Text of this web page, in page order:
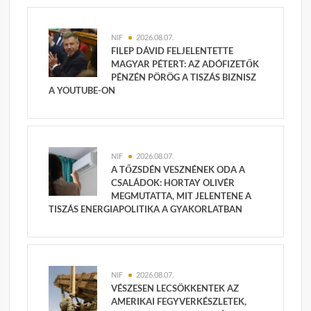
NIF 2026.08.07.
FILEP DÁVID FELJELENTETTE
MAGYAR PÉTERT: AZ ADÓFIZETŐK
PÉNZÉN PÖRÖG A TISZÁS BIZNISZ
A YOUTUBE-ON
NIF 2026.08.07.
A TŐZSDÉN VESZNÉNEK ODA A
CSALÁDOK: HORTAY OLIVÉR
MEGMUTATTA, MIT JELENTENE A
TISZÁS ENERGIAPOLITIKA A GYAKORLATBAN
NIF 2026.08.07.
VÉSZESEN LECSÖKKENTEK AZ
AMERIKAI FEGYVERKÉSZLETEK,